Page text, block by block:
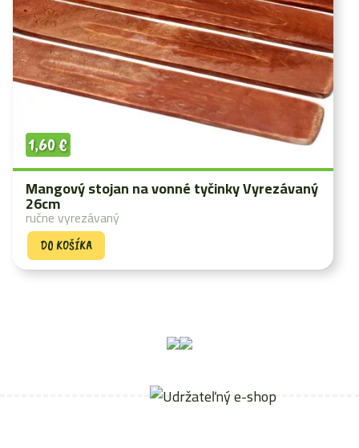
Mangový stojan na vonné tyčinky Vyrezávaný
26cm
1,60€
ručne vyrezávaný
DO KOŠÍKA